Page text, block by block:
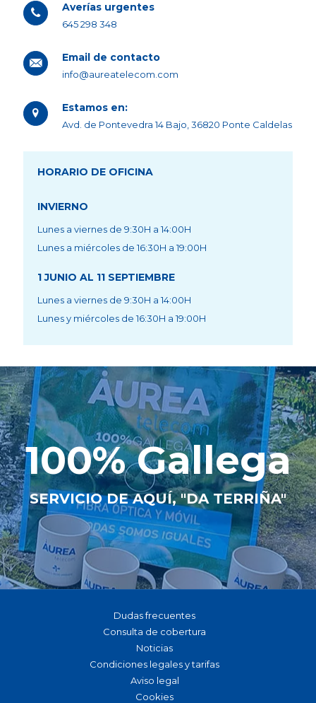
Averías urgentes
645 298 348
Email de contacto
info@aureatelecom.com
Estamos en:
Avd. de Pontevedra 14 Bajo, 36820 Ponte Caldelas
HORARIO DE OFICINA
INVIERNO
Lunes a viernes de 9:30H a 14:00H
Lunes a miércoles de 16:30H a 19:00H
1 JUNIO AL 11 SEPTIEMBRE
Lunes a viernes de 9:30H a 14:00H
Lunes y miércoles de 16:30H a 19:00H
100% Gallega
SERVICIO DE AQUÍ, "DA TERRIÑA"
Dudas frecuentes
Consulta de cobertura
Noticias
Condiciones legales y tarifas
Aviso legal
Cookies